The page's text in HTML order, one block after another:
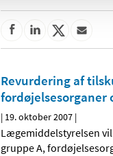
Revurdering af
fordøjelsesorganer
| 19. oktober 2007 |
Lægemiddelstyrelsen
gruppe A,